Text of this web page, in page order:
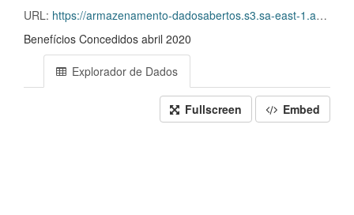
URL: https://armazenamento-dadosabertos.s3.sa-east-1.amazonaws.com/Plano+2016_2018_Grupos+de+dados/INSS+-+Benef%C3%ADcios+Concedidos/beneficios-concedidos-04-2020.csv
Benefícios Concedidos abril 2020
Explorador de Dados
Fullscreen Embed